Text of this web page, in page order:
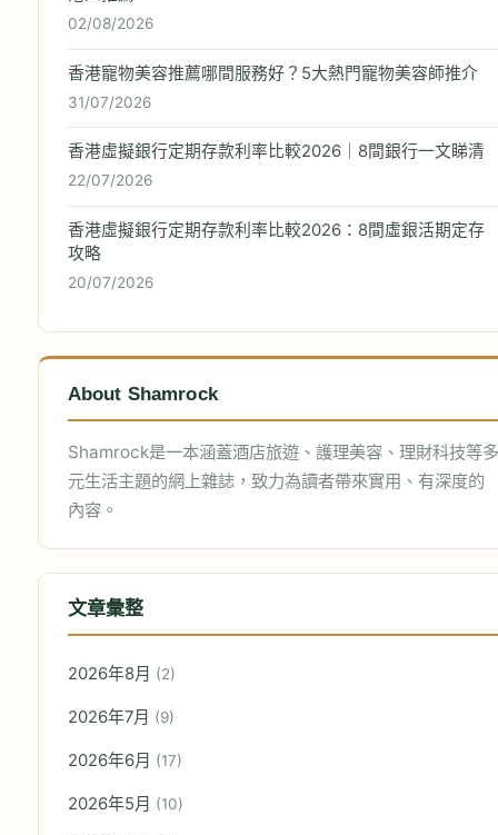
02/08/2026
香港寵物美容推薦哪間服務好？5大熱門寵物美容師推介
31/07/2026
香港虛擬銀行定期存款利率比較2026｜8間銀行一文睇清
22/07/2026
香港虛擬銀行定期存款利率比較2026：8間虛銀活期定存
攻略
20/07/2026
About Shamrock
Shamrock是一本涵蓋酒店旅遊、護理美容、理財科技等多
元生活主題的網上雜誌，致力為讀者帶來實用、有深度的
內容。
文章彙整
2026年8月 (2)
2026年7月 (9)
2026年6月 (17)
2026年5月 (10)